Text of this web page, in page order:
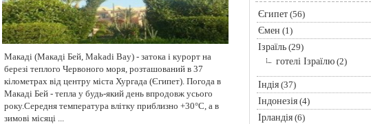
Макаді (Макаді Бей, Makadi Bay) - затока і курорт на
березі теплого Червоного моря, розташований в 37
кілометрах від центру міста Хургада (Єгипет). Погода в
Макаді Бей - тепла у будь-який день впродовж усього
року.Середня температура влітку приблизно +30°С, а в
зимові місяці ...
Єгипет(56)
Ємен (1)
Ізраїль(29)
готелі Ізраїлю(2)
Індія(37)
Індонезія(4)
Ірландія(6)